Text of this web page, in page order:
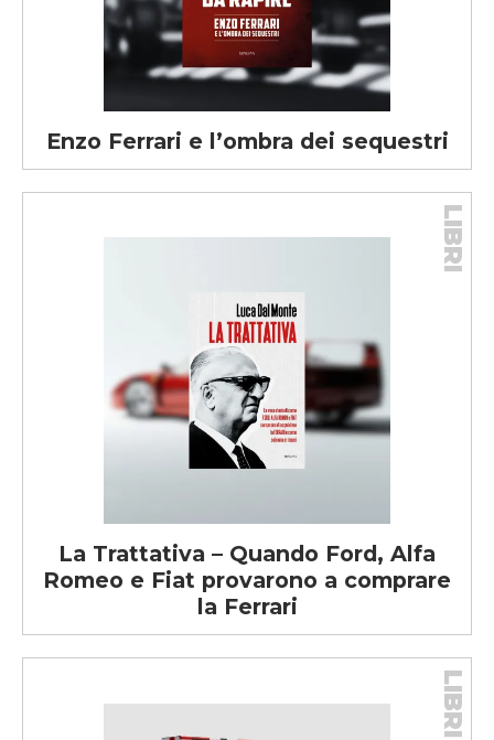
Enzo Ferrari e l’ombra dei sequestri
La Trattativa – Quando Ford, Alfa
Romeo e Fiat provarono a comprare
la Ferrari
LIBRI
LIBRI